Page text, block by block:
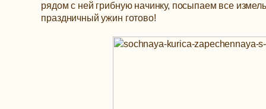
рядом с ней грибную начинку, посыпаем все
праздничный ужин готово!